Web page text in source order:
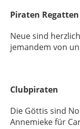
Piraten Regatten
Neue sind
jemandem von
Clubpiraten
Die Göttis sind
Annemieke für